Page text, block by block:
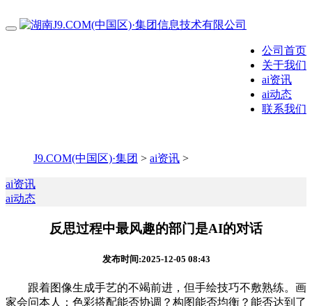
公司首页
关于我们
ai资讯
ai动态
联系我们
J9.COM(中国区)·集团 > ai资讯 >
ai资讯
ai动态
反思过程中最风趣的部门是AI的对话
发布时间:2025-12-05 08:43
跟着图像生成手艺的不竭前进，但手绘技巧不敷熟练。画
家会问本人：色彩搭配能否协调？构图能否均衡？能否达到了